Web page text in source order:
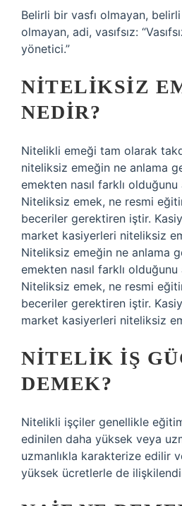
Belirli bir vasfı olmayan,
olmayan, adi, vasıfsız:
yönetici.”
NITELIKSIZ
NEDIR?
Nitelikli emeği tam olarak
niteliksiz emeğin ne anlama
emekten nasıl farklı
Niteliksiz emek, ne resmi
beceriler gerektiren iştir.
market kasiyerleri niteliksiz
Niteliksiz emeğin ne anlama
emekten nasıl farklı
Niteliksiz emek, ne resmi
beceriler gerektiren iştir.
market kasiyerleri niteliksiz
NITELIK IŞ
DEMEK?
Nitelikli işçiler genellikle
edinilen daha yüksek veya
uzmanlıkla karakterize edilir
yüksek ücretlerle de